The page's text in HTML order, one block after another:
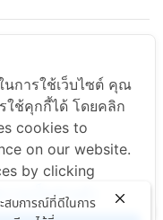
สบการณ์ที่ดีในการ
นการใช้เว็บไซต์ คุณ
ใช้คุกกี้ได้ โดยคลิก
cookies to
on our website.
by clicking
วามเป็นส่วนตัว